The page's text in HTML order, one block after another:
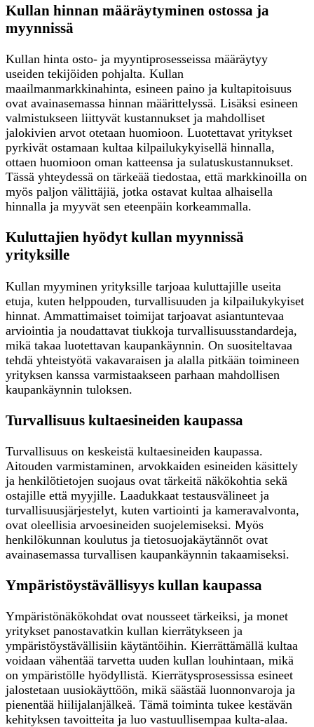
Kullan hinnan määräytyminen ostossa ja
myynnissä
Kullan hinta osto- ja myyntiprosesseissa määräytyy
useiden tekijöiden pohjalta. Kullan
maailmanmarkkinahinta, esineen paino ja kultapitoisuus
ovat avainasemassa hinnan määrittelyssä. Lisäksi esineen
valmistukseen liittyvät kustannukset ja mahdolliset
jalokivien arvot otetaan huomioon. Luotettavat yritykset
pyrkivät ostamaan kultaa kilpailukykyisellä hinnalla,
ottaen huomioon oman katteensa ja sulatuskustannukset.
Tässä yhteydessä on tärkeää tiedostaa, että markkinoilla on
myös paljon välittäjiä, jotka ostavat kultaa alhaisella
hinnalla ja myyvät sen eteenpäin korkeammalla.
Kuluttajien hyödyt kullan myynnissä
yrityksille
Kullan myyminen yrityksille tarjoaa kuluttajille useita
etuja, kuten helppouden, turvallisuuden ja kilpailukykyiset
hinnat. Ammattimaiset toimijat tarjoavat asiantuntevaa
arviointia ja noudattavat tiukkoja turvallisuusstandardeja,
mikä takaa luotettavan kaupankäynnin. On suositeltavaa
tehdä yhteistyötä vakavaraisen ja alalla pitkään toimineen
yrityksen kanssa varmistaakseen parhaan mahdollisen
kaupankäynnin tuloksen.
Turvallisuus kultaesineiden kaupassa
Turvallisuus on keskeistä kultaesineiden kaupassa.
Aitouden varmistaminen, arvokkaiden esineiden käsittely
ja henkilötietojen suojaus ovat tärkeitä näkökohtia sekä
ostajille että myyjille. Laadukkaat testausvälineet ja
turvallisuusjärjestelyt, kuten vartiointi ja kameravalvonta,
ovat oleellisia arvoesineiden suojelemiseksi. Myös
henkilökunnan koulutus ja tietosuojakäytännöt ovat
avainasemassa turvallisen kaupankäynnin takaamiseksi.
Ympäristöystävällisyys kullan kaupassa
Ympäristönäkökohdat ovat nousseet tärkeiksi, ja monet
yritykset panostavatkin kullan kierrätykseen ja
ympäristöystävällisiin käytäntöihin. Kierrättämällä kultaa
voidaan vähentää tarvetta uuden kullan louhintaan, mikä
on ympäristölle hyödyllistä. Kierrätysprosessissa esineet
jalostetaan uusiokäyttöön, mikä säästää luonnonvaroja ja
pienentää hiilijalanjälkeä. Tämä toiminta tukee kestävän
kehityksen tavoitteita ja luo vastuullisempaa kulta-alaa.